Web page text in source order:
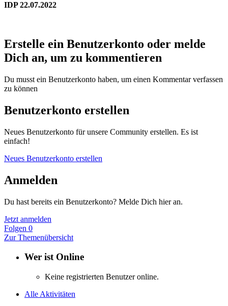
IDP 22.07.2022
Erstelle ein Benutzerkonto oder melde
Dich an, um zu kommentieren
Du musst ein Benutzerkonto haben, um einen Kommentar verfassen
zu können
Benutzerkonto erstellen
Neues Benutzerkonto für unsere Community erstellen. Es ist
einfach!
Neues Benutzerkonto erstellen
Anmelden
Du hast bereits ein Benutzerkonto? Melde Dich hier an.
Jetzt anmelden
Folgen 0
Zur Themenübersicht
Wer ist Online
Keine registrierten Benutzer online.
Alle Aktivitäten